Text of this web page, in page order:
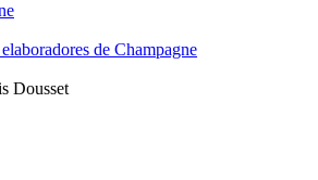
de Champagne
Dousset